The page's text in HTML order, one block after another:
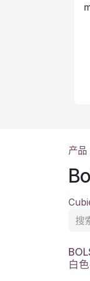
产品
白